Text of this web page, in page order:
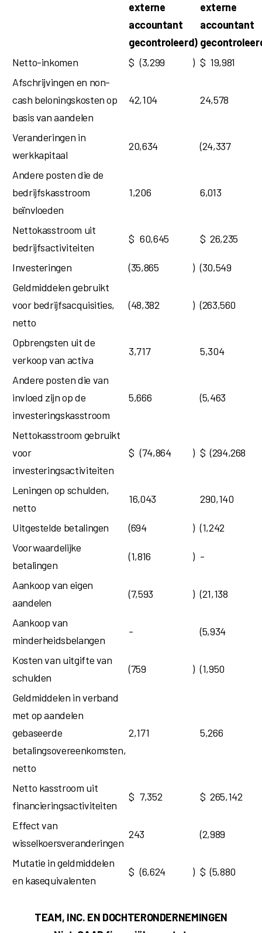
externe
accountant
gecontroleerd)
externe
accountant
Netto-inkomen
$ (3,299 ) $ 19,981
Afschrijvingen en non-
cash beloningskosten op
basis van aandelen
42,104 24,578
Veranderingen in
werkkapitaal
20,634 (24,337
Andere posten die de
bedrijfskasstroom
beïnvloeden
1,206 6,013
Nettokasstroom uit
bedrijfsactiviteiten
$ 60,645 $ 26,235
Investeringen (35,865 ) (30,549
Geldmiddelen gebruikt
voor bedrijfsacquisities,
netto
(48,382 ) (263,560
Opbrengsten uit de
verkoop van activa
3,717 5,304
Andere posten die van
invloed zijn op de
investeringskasstroom
5,666 (5,463
Nettokasstroom gebruikt
voor
investeringsactiviteiten
$ (74,864 ) $ (294,268
Leningen op schulden,
netto
16,043 290,140
Uitgestelde betalingen (694 ) (1,242
Voorwaardelijke
betalingen
(1,816 ) -
Aankoop van eigen
aandelen
(7,593 ) (21,138
Aankoop van
minderheidsbelangen
- (5,934
Kosten van uitgifte van
schulden
(759 ) (1,950
Geldmiddelen in verband
met op aandelen
gebaseerde
betalingsovereenkomsten,
netto
2,171 5,266
Netto kasstroom uit
financieringsactiviteiten
$ 7,352 $ 265,142
Effect van
wisselkoersveranderingen
243 (2,989
Mutatie in geldmiddelen
en kasequivalenten
$ (6,624 ) $ (5,880
TEAM, INC. EN DOCHTERONDERNEMINGEN